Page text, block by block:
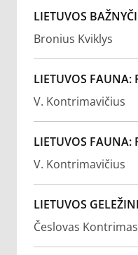
LIETUVOS
Bronius Kviklys
LIETUVOS FAUNA:
V. Kontrimavičius
LIETUVOS FAUNA:
V. Kontrimavičius
LIETUVOS
Česlovas Kontrimas